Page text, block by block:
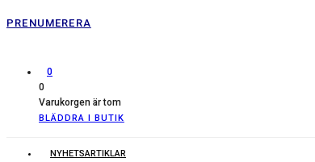
PRENUMERERA
0
0
Varukorgen är tom
BLÄDDRA I BUTIK
NYHETSARTIKLAR